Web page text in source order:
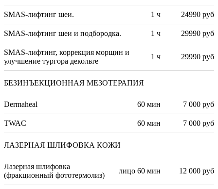
SMAS-лифтинг шеи. 1 ч 24990 руб
SMAS-лифтинг шеи и подбородка. 1 ч 29990 руб
SMAS-лифтинг, коррекция морщин и
улучшение тургора декольте
1 ч 29990 руб
БЕЗИНЪЕКЦИОННАЯ МЕЗОТЕРАПИЯ
Dermaheal 60 мин 7 000 руб
TWAC 60 мин 7 000 руб
ЛАЗЕРНАЯ ШЛИФОВКА КОЖИ
Лазерная шлифовка
(фракционный фототермолиз)
лицо 60 мин 12 000 руб